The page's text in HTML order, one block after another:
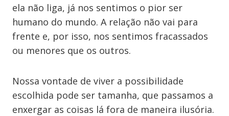
ela não liga, já nos sentimos o pior ser
humano do mundo. A relação não vai para
frente e, por isso, nos sentimos fracassados
ou menores que os outros.
Nossa vontade de viver a possibilidade
escolhida pode ser tamanha, que passamos a
enxergar as coisas lá fora de maneira ilusória.